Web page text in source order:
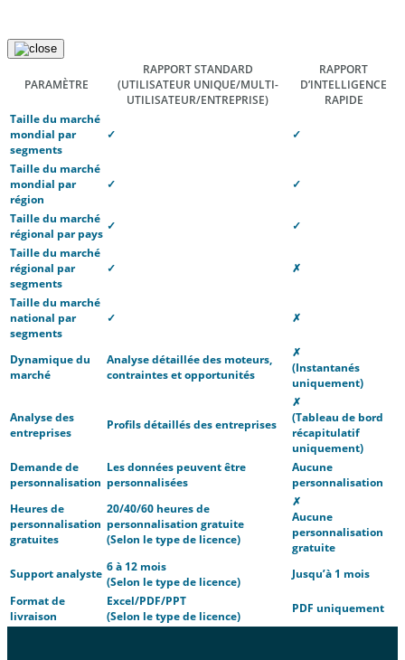
PARAMÈTRE
RAPPORT STANDARD
(UTILISATEUR UNIQUE/MULTI-
UTILISATEUR/ENTREPRISE)
RAPPORT
D’INTELLIGENCE
RAPIDE
Taille du marché
mondial par
segments
✓ ✓
Taille du marché
mondial par
région
✓ ✓
Taille du marché
régional par pays
✓
✓
Taille du marché
régional par
segments
✓ ✗
Taille du marché
national par
segments
✓ ✗
Dynamique du
marché
Analyse détaillée des moteurs,
contraintes et opportunités
✗
(Instantanés
uniquement)
Analyse des
entreprises
Profils détaillés des entreprises
✗
(Tableau de bord
récapitulatif
uniquement)
Demande de
personnalisation
Les données peuvent être
personnalisées
Aucune
personnalisation
Heures de
personnalisation
gratuites
20/40/60 heures de
personnalisation gratuite
(Selon le type de licence)
✗
Aucune
personnalisation
gratuite
Support analyste 6 à 12 mois
(Selon le type de licence)
Jusqu’à 1 mois
Format de
livraison
Excel/PDF/PPT
(Selon le type de licence)
PDF uniquement